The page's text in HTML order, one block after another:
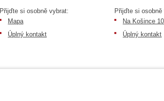
Přijďte si osobně vybrat:
Mapa
Úplný kontakt
Přijďte si osobně
Na Košince
Úplný kontakt